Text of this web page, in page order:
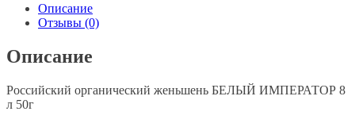
Описание
Отзывы (0)
Описание
Российский органический женьшень БЕЛЫЙ ИМПЕРАТОР 8
л 50г